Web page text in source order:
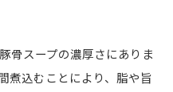
骨スープの濃厚さにありま
煮込むことにより、脂や旨